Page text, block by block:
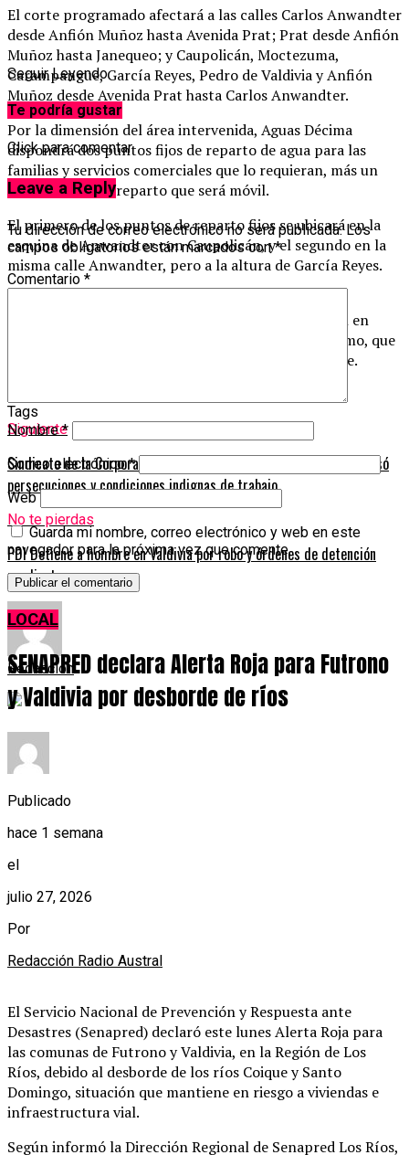
El corte programado afectará a las calles Carlos Anwandter
desde Anfión Muñoz hasta Avenida Prat; Prat desde Anfión
Muñoz hasta Janequeo; y Caupolicán, Moctezuma,
Carampangue, García Reyes, Pedro de Valdivia y Anfión
Muñoz desde Avenida Prat hasta Carlos Anwandter.
Por la dimensión del área intervenida, Aguas Décima
dispondrá dos puntos fijos de reparto de agua para las
familias y servicios comerciales que lo requieran, más un
tercer punto de reparto que será móvil.
El primero de los puntos de reparto fijos se ubicará en la
esquina de Anwandter con Caupolicán, y el segundo en la
misma calle Anwandter, pero a la altura de García Reyes.
posibilidad que se produzcan variaciones de presión en
áreas cercanas al perímetro del corte como, asimismo, que
las obras finalicen antes de la hora prevista de cierre.
Tags
Siguiente
Sindicato de la Corporación Cultural desmintió al directorio y acusó
persecuciones y condiciones indignas de trabajo
No te pierdas
PDI Detiene a hombre en Valdivia por robo y órdenes de detención
pendientes
Redacción
Seguir Leyendo
Te podría gustar
Click para comentar
Leave a Reply
Tu dirección de correo electrónico no será publicada. Los
campos obligatorios están marcados con*
Comentario *
Nombre*
Correo electrónico*
Web
Guarda mi nombre, correo electrónico y web en este
navegador para la próxima vez que comente.
LOCAL
SENAPRED declara Alerta Roja para Futrono
y Valdivia por desborde de ríos
Publicado
hace 1 semana
el
julio 27, 2026
Por
Redacción Radio Austral
El Servicio Nacional de Prevención y Respuesta ante
Desastres (Senapred) declaró este lunes Alerta Roja para
las comunas de Futrono y Valdivia, en la Región de Los
Ríos, debido al desborde de los ríos Coique y Santo
Domingo, situación que mantiene en riesgo a viviendas e
infraestructura vial.
Según informó la Dirección Regional de Senapred Los Ríos,